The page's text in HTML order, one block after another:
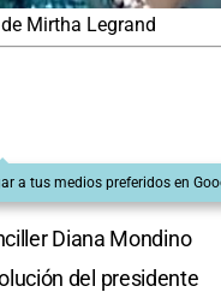
Mirtha Legrand
a tus medios preferidos en
Diana Mondino
del presidente